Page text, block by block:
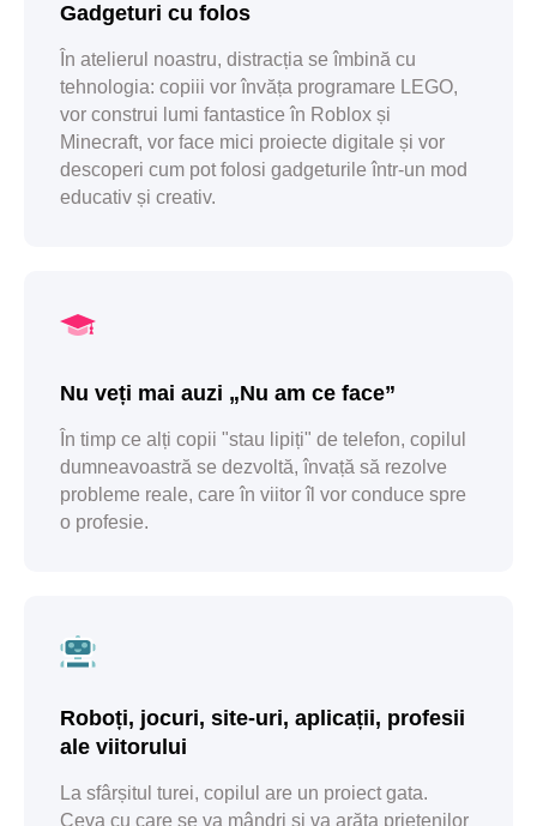
Gadgeturi cu folos
În atelierul noastru, distracția se îmbină cu
tehnologia: copiii vor învăța programare LEGO,
vor construi lumi fantastice în Roblox și
Minecraft, vor face mici proiecte digitale și vor
descoperi cum pot folosi gadgeturile într-un mod
educativ și creativ.
Nu veți mai auzi „Nu am ce face”
În timp ce alți copii "stau lipiți" de telefon, copilul
dumneavoastră se dezvoltă, învață să rezolve
probleme reale, care în viitor îl vor conduce spre
o profesie.
Roboți, jocuri, site-uri, aplicații, profesii
ale viitorului
La sfârșitul turei, copilul are un proiect gata.
Ceva cu care se va mândri și va arăta prietenilor